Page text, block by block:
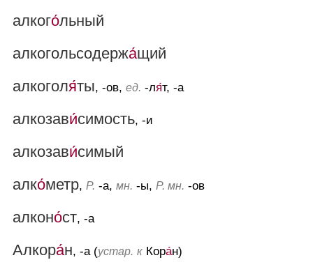
алкого́льный
алкогольсодержа́щий
алкоголя́ты, -ов, ед. -ля́т, -а
алкозави́симость, -и
алкозави́симый
алко́метр, Р. -а, мн. -ы, Р. мн. -ов
алконо́ст, -а
Алкора́н, -а (устар. к Кора́н)